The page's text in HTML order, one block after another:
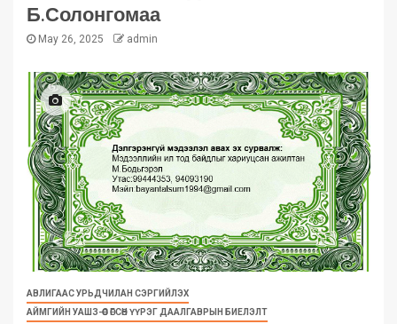
Б.Солонгомаа
May 26, 2025 admin
АВЛИГААС УРЬДЧИЛАН СЭРГИЙЛЭХ
АЙМГИЙН УАШЗ-ӨӨС ӨГСӨН ҮҮРЭГ ДААЛГАВРЫН БИЕЛЭЛТ